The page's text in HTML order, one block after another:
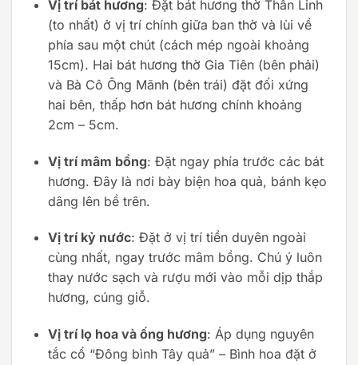
Vị trí bát hương: Đặt bát hương thờ Thần Linh
(to nhất) ở vị trí chính giữa ban thờ và lùi về
phía sau một chút (cách mép ngoài khoảng
15cm). Hai bát hương thờ Gia Tiên (bên phải)
và Bà Cô Ông Mãnh (bên trái) đặt đối xứng
hai bên, thấp hơn bát hương chính khoảng
2cm – 5cm.
Vị trí mâm bồng: Đặt ngay phía trước các bát
hương. Đây là nơi bày biện hoa quả, bánh kẹo
dâng lên bề trên.
Vị trí kỷ nước: Đặt ở vị trí tiền duyên ngoài
cùng nhất, ngay trước mâm bồng. Chú ý luôn
thay nước sạch và rượu mới vào mỗi dịp thắp
hương, cúng giỗ.
Vị trí lọ hoa và ống hương: Áp dụng nguyên
tắc cổ “Đông bình Tây quả” – Bình hoa đặt ở